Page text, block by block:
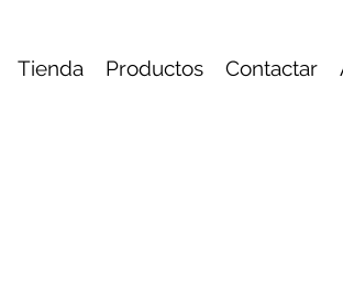
Tienda Productos Contactar